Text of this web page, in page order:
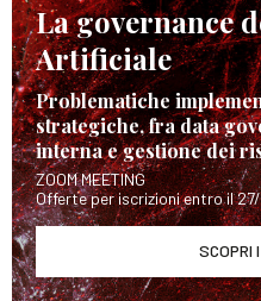
La governance
Artificiale
Problematiche
strategiche, fra data
interna e gestione dei
ZOOM MEETING
Offerte per iscrizioni entro il
SCOPRI